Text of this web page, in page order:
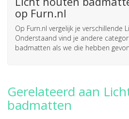
op Furn.nl
Op Furn.nl vergelijk je verschillende
Onderstaand vind je andere
badmatten als we die hebben
Gerelateerd aan
badmatten